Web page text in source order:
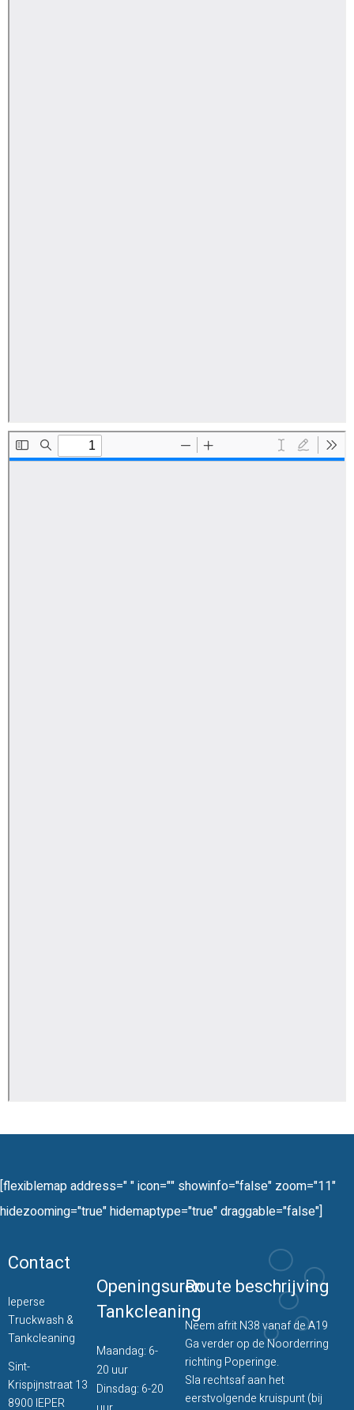
[flexiblemap address=" " icon="" showinfo="false" zoom="11"
hidezooming="true" hidemaptype="true" draggable="false"]
Contact
Ieperse
Truckwash &
Tankcleaning
Sint-
Krispijnstraat 13
8900 IEPER
Openingsuren
Tankcleaning
Maandag: 6-
20 uur
Dinsdag: 6-20
Route beschrijving
Neem afrit N38 vanaf de A19
Ga verder op de Noorderring
richting Poperinge.
Sla rechtsaf aan het
eerstvolgende kruispunt (bij